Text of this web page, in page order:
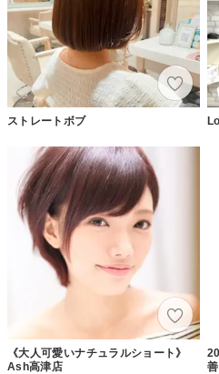
ストレートボブ
《大人可愛いナチュラルショート》
Ash高津店